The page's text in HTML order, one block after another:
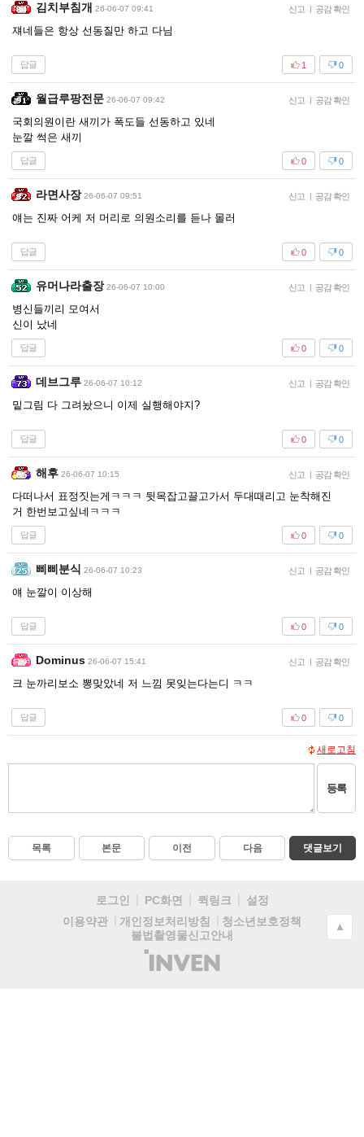
김치부침개 26-06-07 09:41 신고 | 공감 확인
쟤네들은 항상 선동질만 하고 다님
답글 0
1
월급루팡전문 26-06-07 09:42 신고 | 공감 확인
국회의원이란 새끼가 폭도들 선동하고 있네
눈깔 썩은 새끼
답글 0
0
라면사장 26-06-07 09:51 신고 | 공감 확인
얘는 진짜 어케 저 머리로 의원소리를 듣나 몰러
답글 0
0
유머나라출장 26-06-07 10:00 신고 | 공감 확인
병신들끼리 모여서
신이 났네
답글 0
0
데브그루 26-06-07 10:12 신고 | 공감 확인
밑그림 다 그려놨으니 이제 실행해야지?
답글 0
0
해후 26-06-07 10:15 신고 | 공감 확인
다떠나서 표정짓는게ㅋㅋㅋ 뒷목잡고끌고가서 두대때리고 눈착해진
거 한번보고싶네ㅋㅋㅋ
답글 0
0
삐삐분식 26-06-07 10:23 신고 | 공감 확인
얘 눈깔이 이상해
답글 0
0
Dominus 26-06-07 15:41 신고 | 공감 확인
크 눈까리보소 뽕맞았네 저 느낌 못잊는다는디 ㅋㅋ
답글 0
0
새로고침
등록
목록 본문 이전 다음 댓글보기
로그인 PC화면 퀵링크
설정
이용약관
개인정보처리방침
청소년보호정책
불법촬영물신고안내
(주)
인
▲